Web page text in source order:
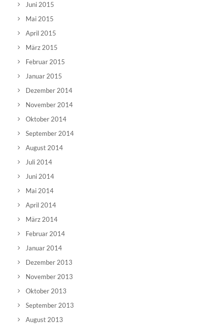
Juni 2015
Mai 2015
April 2015
März 2015
Februar 2015
Januar 2015
Dezember 2014
November 2014
Oktober 2014
September 2014
August 2014
Juli 2014
Juni 2014
Mai 2014
April 2014
März 2014
Februar 2014
Januar 2014
Dezember 2013
November 2013
Oktober 2013
September 2013
August 2013